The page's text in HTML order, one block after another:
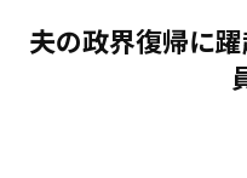
夫の政界復帰に